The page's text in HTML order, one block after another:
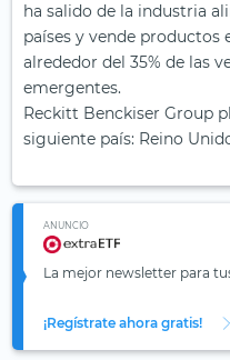
ha salido de la industria
países y vende productos
alrededor del 35% de las
emergentes.
Reckitt Benckiser Group
siguiente país: Reino
ANUNCIO
La mejor newsletter para
¡Regístrate ahora gratis!